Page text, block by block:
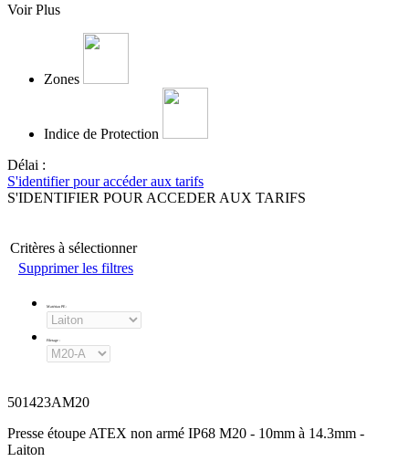
Voir Plus
Zones
Indice de Protection
Délai :
S'identifier pour accéder aux tarifs
S'IDENTIFIER POUR ACCEDER AUX TARIFS
Critères à sélectionner
Supprimer les filtres
Matériau PE :
Filetage :
501423AM20
Presse étoupe ATEX non armé IP68 M20 - 10mm à 14.3mm -
Laiton